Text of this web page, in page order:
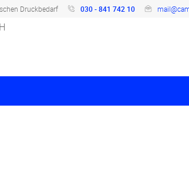
Druckbedarf 030 - 841 742 10